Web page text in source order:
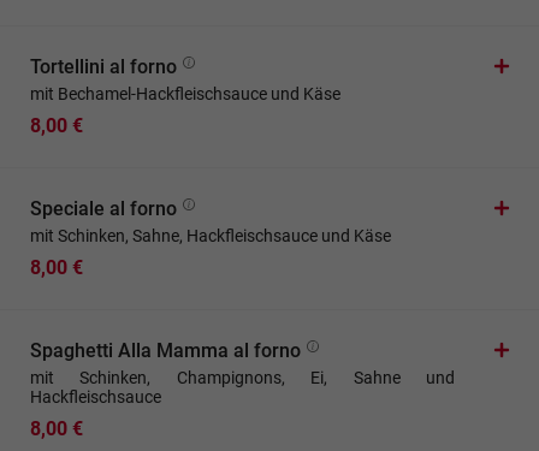
Tortellini al forno
mit Bechamel-Hackfleischsauce und Käse
8,00 €
Speciale al forno
mit Schinken, Sahne, Hackfleischsauce und Käse
8,00 €
Spaghetti Alla Mamma al forno
mit Schinken, Champignons, Ei, Sahne und
Hackfleischsauce
8,00 €